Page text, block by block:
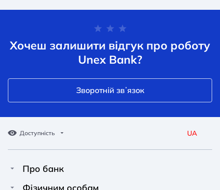
Хочеш залишити відгук про роботу
Unex Bank?
Зворотній звʼязок
Доступність UA
Про банк
Про Unex Bank
Фізичним особам